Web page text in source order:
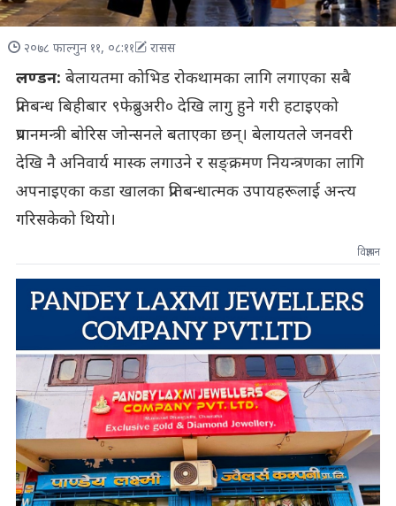
२०७८ फाल्गुन ११, ०८:११ रासस
लण्डन: बेलायतमा कोभिड रोकथामका लागि लगाएका सबै
प्रतिबन्ध बिहीबार ९फेब्रुअरी० देखि लागु हुने गरी हटाइएको
प्रधानमन्त्री बोरिस जोन्सनले बताएका छन्। बेलायतले जनवरी
देखि नै अनिवार्य मास्क लगाउने र सङ्क्रमण नियन्त्रणका लागि
अपनाइएका कडा खालका प्रतिबन्धात्मक उपायहरूलाई अन्त्य
गरिसकेको थियो।
विज्ञापन